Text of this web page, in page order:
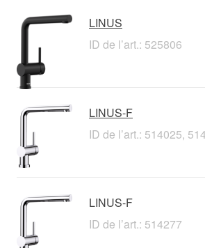
LINUS
ID de l’art.: 525806
LINUS-F
ID de l’art.: 514025,
LINUS-F
ID de l’art.: 514277